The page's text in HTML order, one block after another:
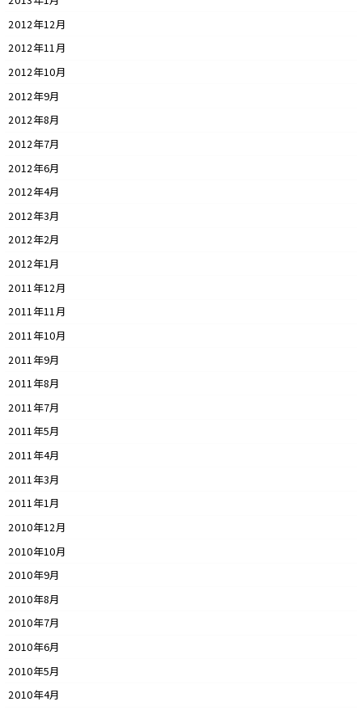
2012年12月
2012年11月
2012年10月
2012年9月
2012年8月
2012年7月
2012年6月
2012年4月
2012年3月
2012年2月
2012年1月
2011年12月
2011年11月
2011年10月
2011年9月
2011年8月
2011年7月
2011年5月
2011年4月
2011年3月
2011年1月
2010年12月
2010年10月
2010年9月
2010年8月
2010年7月
2010年6月
2010年5月
2010年4月